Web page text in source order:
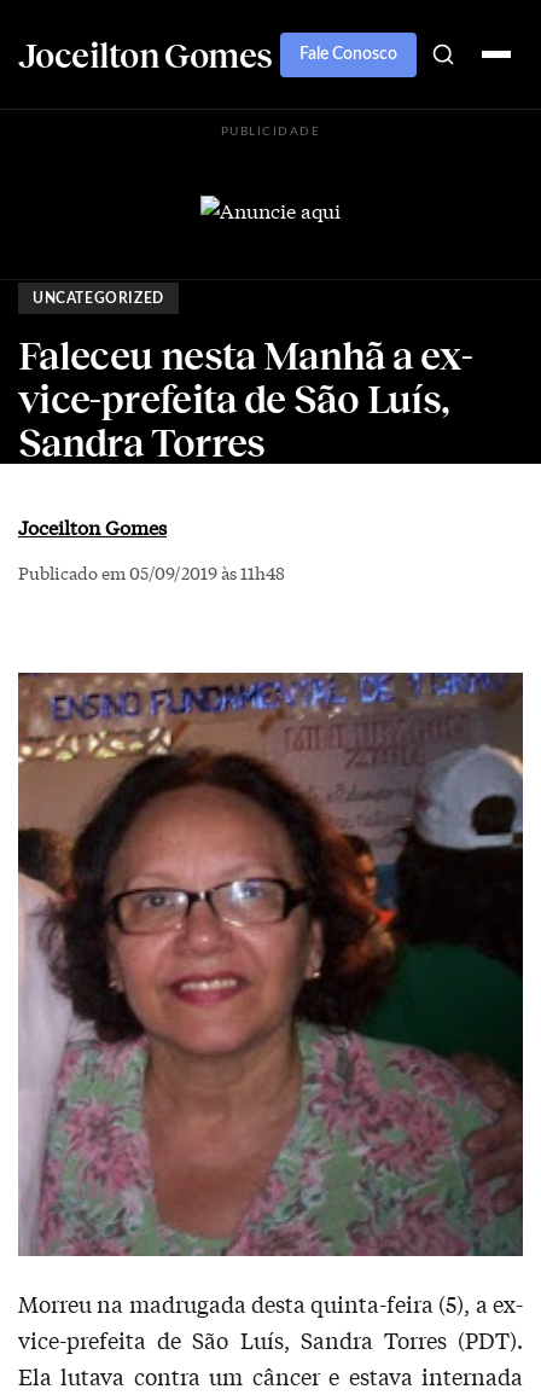
Joceilton Gomes Fale Conosco
PUBLICIDADE
UNCATEGORIZED
Faleceu nesta Manhã a ex-
vice-prefeita de São Luís,
Sandra Torres
Joceilton Gomes
Publicado em 05/09/2019 às 11h48
Morreu na madrugada desta quinta-feira (5), a ex-
vice-prefeita de São Luís, Sandra Torres (PDT).
Ela lutava contra um câncer e estava internada